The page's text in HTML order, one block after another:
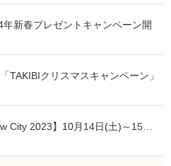
年新春プレゼントキャンペーン開
TAKIBIクリスマスキャンペーン」
City 2023】10月14日(土)～15…